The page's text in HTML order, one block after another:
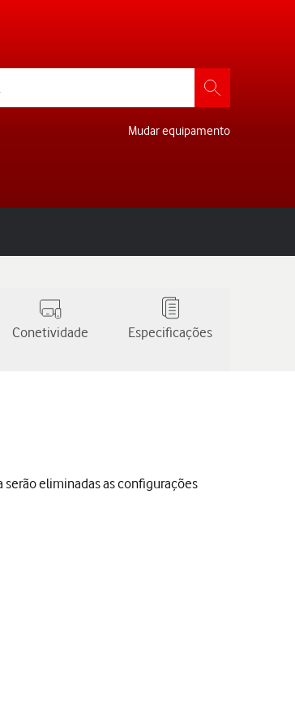
Mudar equipamento
Conetividade Especificações
eliminadas as configurações